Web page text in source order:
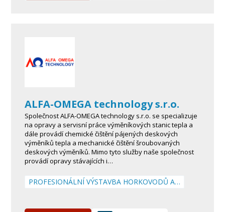
ALFA-OMEGA technology s.r.o.
Společnost ALFA-OMEGA technology s.r.o. se specializuje
na opravy a servisní práce výměníkových stanic tepla a
dále provádí chemické čištění pájených deskových
výměníků tepla a mechanické čištění šroubovaných
deskových výměníků. Mimo tyto služby naše společnost
provádí opravy stávajících i…
PROFESIONÁLNÍ VÝSTAVBA HORKOVODŮ A…